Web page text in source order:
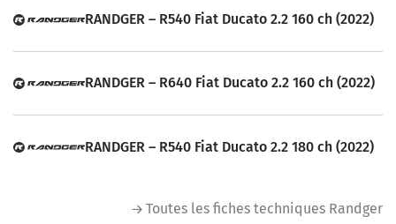
RANDGER – R540 Fiat Ducato 2.2 160 ch (2022)
RANDGER – R640 Fiat Ducato 2.2 160 ch (2022)
RANDGER – R540 Fiat Ducato 2.2 180 ch (2022)
Toutes les fiches techniques Randger